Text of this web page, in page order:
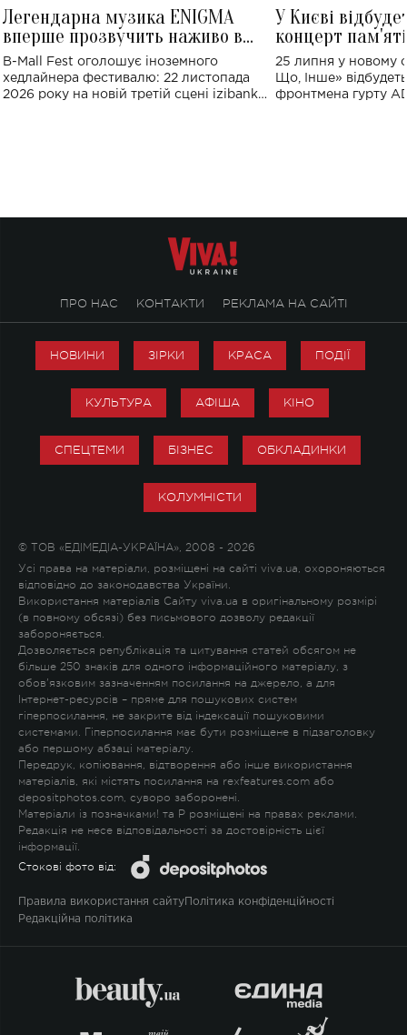
Легендарна музика ENIGMA
вперше прозвучить наживо в
Україні: де відбудеться концерт
B-Mall Fest оголошує іноземного
хедлайнера фестивалю: 22 листопада
2026 року на новій третій сцені izibank
У Києві
концерт
Клименка:
виконають
25 липня у новому
Що, Інше»
фронтмена гурту
ПРО НАС КОНТАКТИ РЕКЛАМА НА САЙТІ
НОВИНИ ЗІРКИ КРАСА ПОДІЇ
КУЛЬТУРА АФІША КІНО
СПЕЦТЕМИ БІЗНЕС ОБКЛАДИНКИ
КОЛУМНІСТИ
© ТОВ «ЕДІМЕДІА-УКРАЇНА», 2008 - 2026
Усі права на матеріали, розміщені на сайті viva.ua, охороняються
відповідно до законодавства України.
Використання матеріалів Сайту viva.ua в оригінальному розмірі
(в повному обсязі) без письмового дозволу редакції
забороняється.
Дозволяється републікація та цитування статей обсягом не
більше 250 знаків для одного інформаційного матеріалу, з
обов'язковим зазначенням посилання на джерело, а для
Інтернет-ресурсів – пряме для пошукових систем
гіперпосилання, не закрите від індексації пошуковими
системами. Гіперпосилання має бути розміщене в підзаголовку
або першому абзаці матеріалу.
Передрук, копіювання, відтворення або інше використання
матеріалів, які містять посилання на rexfeatures.com або
depositphotos.com, суворо заборонені.
Матеріали із позначками! та P розміщені на правах реклами.
Редакція не несе відповідальності за достовірність цієї
інформації.
Стокові фото від:
Правила використання сайту Політика конфіденційності
Редакційна політика